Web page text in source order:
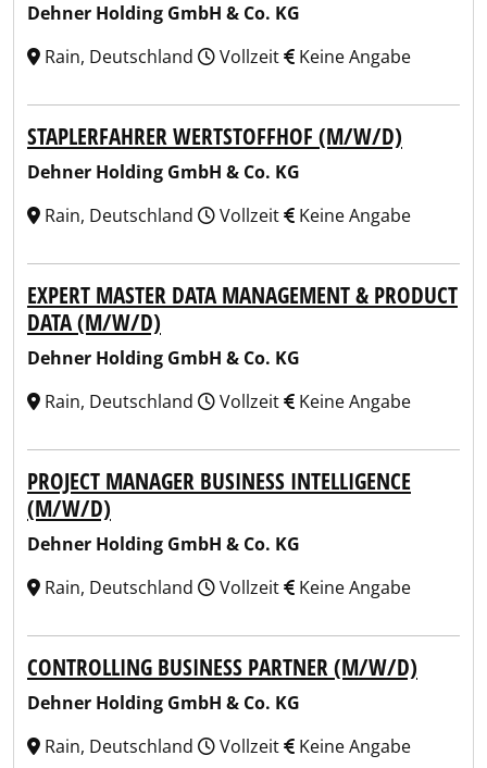
Dehner Holding GmbH & Co. KG
Rain, Deutschland
Vollzeit Keine Angabe
STAPLERFAHRER WERTSTOFFHOF (M/W/D)
Dehner Holding GmbH & Co. KG
Rain, Deutschland
Vollzeit Keine Angabe
EXPERT MASTER DATA MANAGEMENT & PRODUCT
DATA (M/W/D)
Dehner Holding GmbH & Co. KG
Rain, Deutschland
Vollzeit Keine Angabe
PROJECT MANAGER BUSINESS INTELLIGENCE
(M/W/D)
Dehner Holding GmbH & Co. KG
Rain, Deutschland
Vollzeit Keine Angabe
CONTROLLING BUSINESS PARTNER (M/W/D)
Dehner Holding GmbH & Co. KG
Rain, Deutschland
Vollzeit Keine Angabe